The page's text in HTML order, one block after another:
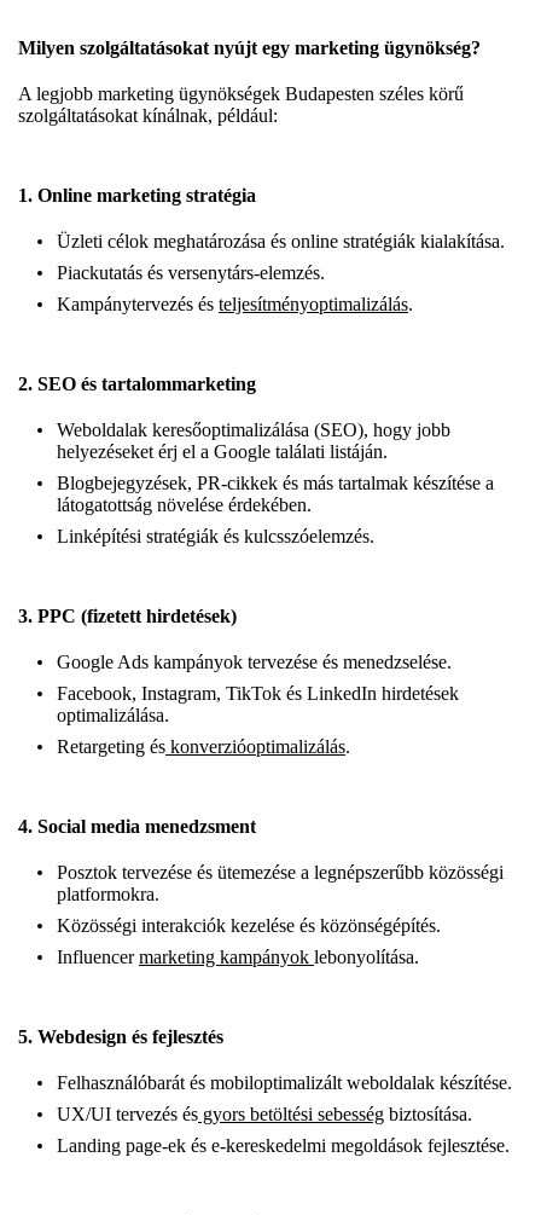
Milyen szolgáltatásokat nyújt egy marketing ügynökség?
A legjobb marketing ügynökségek Budapesten széles körű
szolgáltatásokat kínálnak, például:
1. Online marketing stratégia
Üzleti célok meghatározása és online stratégiák kialakítása.
Piackutatás és versenytárs-elemzés.
Kampánytervezés és teljesítményoptimalizálás.
2. SEO és tartalommarketing
Weboldalak keresőoptimalizálása (SEO), hogy jobb
helyezéseket érj el a Google találati listáján.
Blogbejegyzések, PR-cikkek és más tartalmak készítése a
látogatottság növelése érdekében.
Linképítési stratégiák és kulcsszóelemzés.
3. PPC (fizetett hirdetések)
Google Ads kampányok tervezése és menedzselése.
Facebook, Instagram, TikTok és LinkedIn hirdetések
optimalizálása.
Retargeting és konverzióoptimalizálás.
4. Social media menedzsment
Posztok tervezése és ütemezése a legnépszerűbb közösségi
platformokra.
Közösségi interakciók kezelése és közönségépítés.
Influencermarketing kampányok lebonyolítása.
5. Webdesign és fejlesztés
Felhasználóbarát és mobiloptimalizált weboldalak készítése.
UX/UI tervezés és gyors betöltési sebesség biztosítása.
Landing page-ek és e-kereskedelmi megoldások fejlesztése.